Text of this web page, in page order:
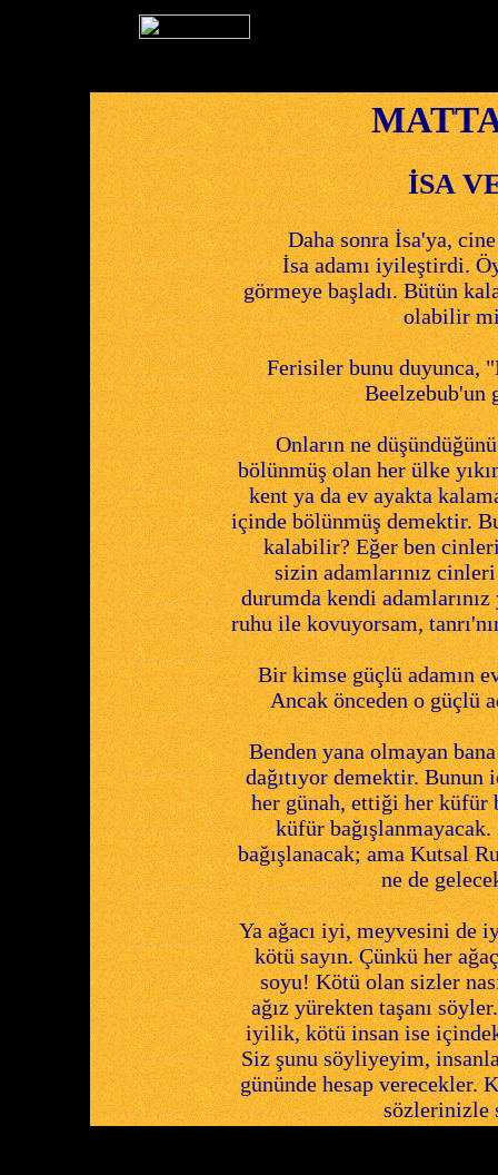
İSA
Daha sonra İsa'ya,
İsa adamı iyileştirdi.
görmeye başladı. Bütün
olabilir
Ferisiler bunu duyunca,
Beelzebub'un
Onların ne
bölünmüş olan her ülke
kent ya da ev ayakta
içinde bölünmüş demektir.
kalabilir? Eğer ben
sizin adamlarınız
durumda kendi
ruhu ile kovuyorsam,
Bir kimse güçlü adamın
Ancak önceden o güçlü
Benden yana olmayan
dağıtıyor demektir.
her günah, ettiği her küfür
küfür
bağışlanacak; ama Kutsal
ne de
Ya ağacı iyi, meyvesini de
kötü sayın. Çünkü her
soyu! Kötü olan sizler
ağız yürekten taşanı
iyilik, kötü insan ise
Siz şunu söyliyeyim,
gününde hesap verecekler.
sözlerinizle